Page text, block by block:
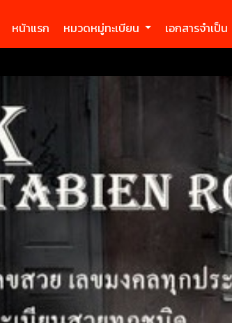
หน้าแรก หมวดหมู่ทะเบียน เอกสารจำเป็น